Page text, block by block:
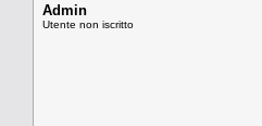
Admin
Utente non iscritto